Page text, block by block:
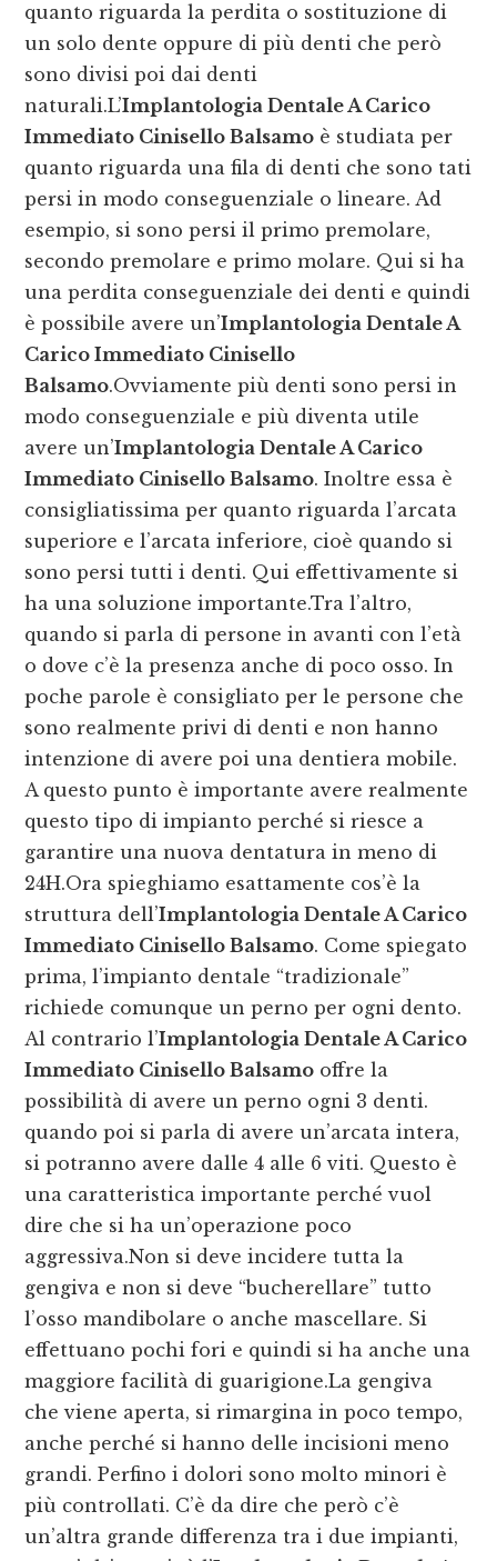
quanto riguarda la perdita o sostituzione di
un solo dente oppure di più denti che però
sono divisi poi dai denti
naturali.L’Implantologia Dentale A Carico
Immediato Cinisello Balsamo è studiata per
quanto riguarda una fila di denti che sono tati
persi in modo conseguenziale o lineare. Ad
esempio, si sono persi il primo premolare,
secondo premolare e primo molare. Qui si ha
una perdita conseguenziale dei denti e quindi
è possibile avere un’Implantologia Dentale A
Carico Immediato Cinisello
Balsamo.Ovviamente più denti sono persi in
modo conseguenziale e più diventa utile
avere un’Implantologia Dentale A Carico
Immediato Cinisello Balsamo. Inoltre essa è
consigliatissima per quanto riguarda l’arcata
superiore e l’arcata inferiore, cioè quando si
sono persi tutti i denti. Qui effettivamente si
ha una soluzione importante.Tra l’altro,
quando si parla di persone in avanti con l’età
o dove c’è la presenza anche di poco osso. In
poche parole è consigliato per le persone che
sono realmente privi di denti e non hanno
intenzione di avere poi una dentiera mobile.
A questo punto è importante avere realmente
questo tipo di impianto perché si riesce a
garantire una nuova dentatura in meno di
24H.Ora spieghiamo esattamente cos’è la
struttura dell’Implantologia Dentale A Carico
Immediato Cinisello Balsamo. Come spiegato
prima, l’impianto dentale “tradizionale”
richiede comunque un perno per ogni dento.
Al contrario l’Implantologia Dentale A Carico
Immediato Cinisello Balsamo offre la
possibilità di avere un perno ogni 3 denti.
quando poi si parla di avere un’arcata intera,
si potranno avere dalle 4 alle 6 viti. Questo è
una caratteristica importante perché vuol
dire che si ha un’operazione poco
aggressiva.Non si deve incidere tutta la
gengiva e non si deve “bucherellare” tutto
l’osso mandibolare o anche mascellare. Si
effettuano pochi fori e quindi si ha anche una
maggiore facilità di guarigione.La gengiva
che viene aperta, si rimargina in poco tempo,
anche perché si hanno delle incisioni meno
grandi. Perfino i dolori sono molto minori è
più controllati. C’è da dire che però c’è
un’altra grande differenza tra i due impianti,